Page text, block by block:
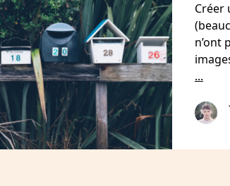
Créer
n’ont
...